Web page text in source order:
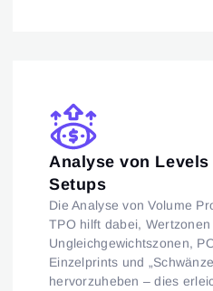
Analyse von
Setups
Die Analyse von Volume
TPO hilft dabei, Wertzonen
Ungleichgewichtszonen,
Einzelprints und
hervorzuheben – dies